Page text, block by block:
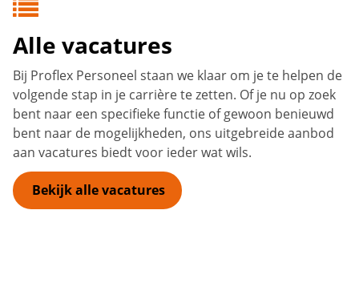
Alle vacatures
Bij Proflex Personeel staan we klaar om je te helpen de
volgende stap in je carrière te zetten. Of je nu op zoek
bent naar een specifieke functie of gewoon benieuwd
bent naar de mogelijkheden, ons uitgebreide aanbod
aan vacatures biedt voor ieder wat wils.
Bekijk alle vacatures